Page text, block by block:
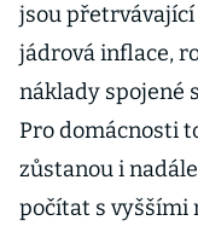
jsou
jádrová inflace,
náklady spojené
Pro domácnosti
zůstanou i
počítat s vyššími